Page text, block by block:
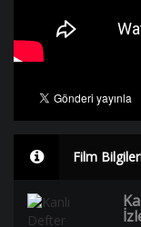
Film